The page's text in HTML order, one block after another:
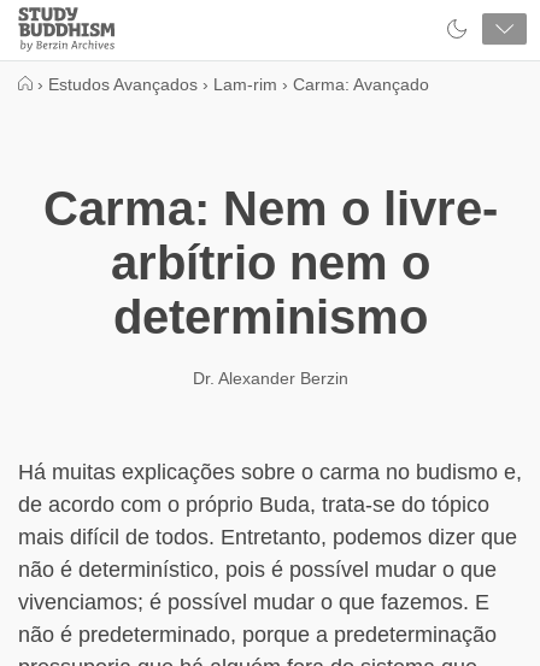
Close
Study
Buddhism
› Estudos Avançados › Lam-rim › Carma: Avançado
Carma: Nem o livre-
arbítrio nem o
determinismo
Dr. Alexander Berzin
Há muitas explicações sobre o carma no budismo e,
de acordo com o próprio Buda, trata-se do tópico
mais difícil de todos. Entretanto, podemos dizer que
não é determinístico, pois é possível mudar o que
vivenciamos; é possível mudar o que fazemos. E
não é predeterminado, porque a predeterminação